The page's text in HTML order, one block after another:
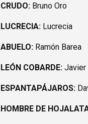
CRUDO: Bruno Oro
LUCRECIA: Lucrecia
ABUELO: Ramón Barea
LEÓN COBARDE:Javier
ESPANTAPÁJAROS:
HOMBRE DE